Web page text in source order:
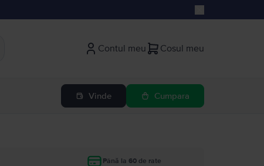
Contul meu Cosul meu
Vinde Cumpara
Până la 60 de rate